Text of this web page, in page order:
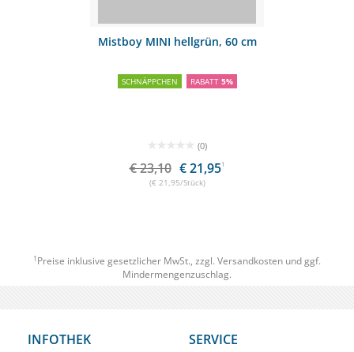
Mistboy MINI hellgrün, 60 cm
SCHNÄPPCHEN RABATT 5%
(0)
€ 23,10 € 21,951
(€ 21,95/Stück)
1 Preise inklusive gesetzlicher MwSt., zzgl. Versandkosten und ggf.
Mindermengenzuschlag.
INFOTHEK SERVICE